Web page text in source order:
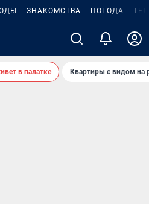
ЗНАКОМСТВА ПОГОДА
в палатке Квартиры с видом на